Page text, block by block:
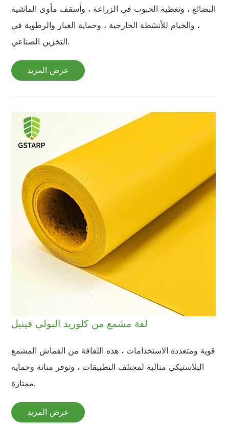
البضائع ، وتغطية الحبوب في الزراعة ، وأسقف مأوى الماشية
، والخيام للأنشطة الخارجية ، وحماية الغبار والرطوبة في
التخزين الصناعي.
عرض المزيد
لفة مشمع من كلوريد البولي فينيل
قوية ومتعددة الاستخدامات ، هذه اللفافة من القماش المشمع
البلاستيكي مثالية لمختلف التطبيقات ، وتوفر متانة وحماية
ممتازة.
عرض المزيد